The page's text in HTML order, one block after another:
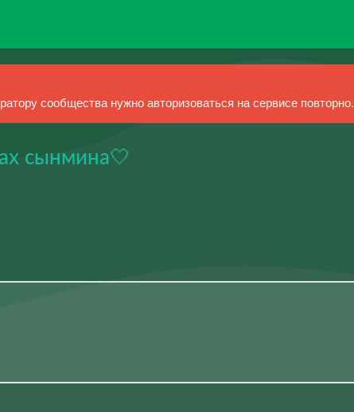
сообщества нужно авторизоваться на сервисе повторно.
сынмина🤍